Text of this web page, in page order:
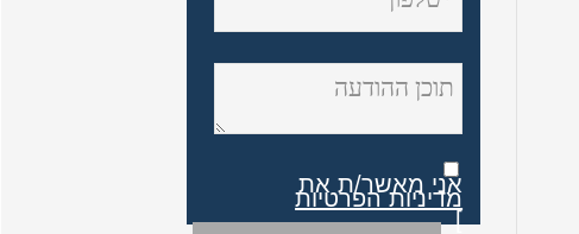
אני מאשר/ת את
מדיניות הפרטיות
]